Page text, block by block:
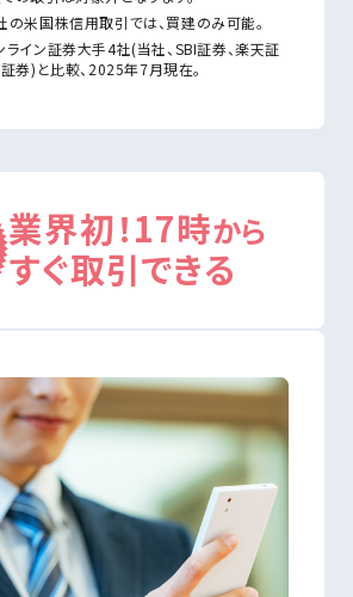
の米国株信用取引では、買建のみ可能。
ライン証券大手4社(当社、SBI証券、楽天証
証券)と比較、2025年7月現在。
業界初！17時から
すぐ取引できる